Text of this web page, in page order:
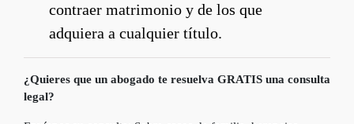
contraer matrimonio y de los que
adquiera a cualquier título.
¿Quieres que un abogado te resuelva GRATIS una consulta
legal?